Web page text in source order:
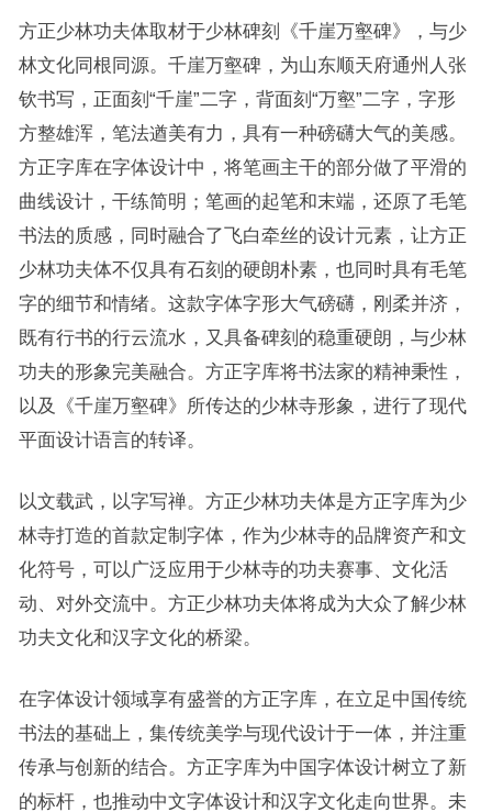
方正少林功夫体取材于少林碑刻《千崖万壑碑》，与少
林文化同根同源。千崖万壑碑，为山东顺天府通州人张
钦书写，正面刻“千崖”二字，背面刻“万壑”二字，字形
方整雄浑，笔法遒美有力，具有一种磅礴大气的美感。
方正字库在字体设计中，将笔画主干的部分做了平滑的
曲线设计，干练简明；笔画的起笔和末端，还原了毛笔
书法的质感，同时融合了飞白牵丝的设计元素，让方正
少林功夫体不仅具有石刻的硬朗朴素，也同时具有毛笔
字的细节和情绪。这款字体字形大气磅礴，刚柔并济，
既有行书的行云流水，又具备碑刻的稳重硬朗，与少林
功夫的形象完美融合。方正字库将书法家的精神秉性，
以及《千崖万壑碑》所传达的少林寺形象，进行了现代
平面设计语言的转译。
以文载武，以字写禅。方正少林功夫体是方正字库为少
林寺打造的首款定制字体，作为少林寺的品牌资产和文
化符号，可以广泛应用于少林寺的功夫赛事、文化活
动、对外交流中。方正少林功夫体将成为大众了解少林
功夫文化和汉字文化的桥梁。
在字体设计领域享有盛誉的方正字库，在立足中国传统
书法的基础上，集传统美学与现代设计于一体，并注重
传承与创新的结合。方正字库为中国字体设计树立了新
的标杆，也推动中文字体设计和汉字文化走向世界。未